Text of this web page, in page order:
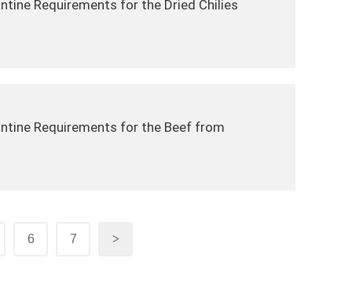
Requirements for the Dried Chilies
Requirements for the Beef from
6 7 >